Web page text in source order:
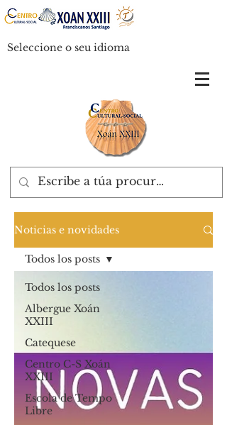
Seleccione o seu idioma
Noticias e novidades
Todos los posts
Albergue Xoán
XXIII
Catequese
Centro C-S Xoán
XXIII
Escola de Tempo
Libre
Todos los posts